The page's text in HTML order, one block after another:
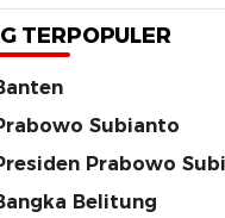
TERPOPULER
Subianto
Prabowo
Belitung